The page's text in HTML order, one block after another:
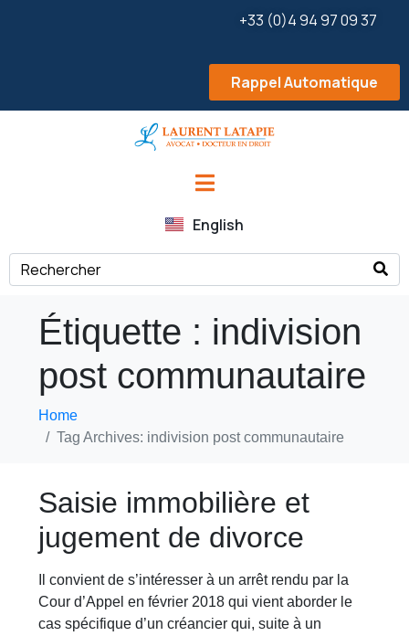
+33 (0)4 94 97 09 37
Rappel Automatique
English
Étiquette : indivision
post communautaire
Home
Tag Archives: indivision post communautaire
Saisie immobilière et
jugement de divorce
Il convient de s’intéresser à un arrêt rendu par la
Cour d’Appel en février 2018 qui vient aborder le
cas spécifique d’un créancier qui, suite à un